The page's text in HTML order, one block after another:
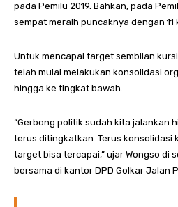
pada Pemilu 2019. Bahkan, pada
sempat meraih puncaknya dengan 11
Untuk mencapai target sembilan kursi
telah mulai melakukan konsolidasi
hingga ke tingkat bawah.
“Gerbong politik sudah kita jalankan
terus ditingkatkan. Terus konsolidasi
target bisa tercapai,” ujar Wongso di
bersama di kantor DPD Golkar Jalan